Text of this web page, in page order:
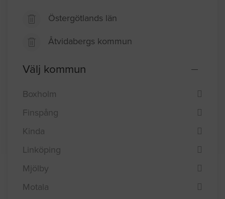
Östergötlands län
Åtvidabergs kommun
Välj kommun
Boxholm
Finspång
Kinda
Linköping
Mjölby
Motala